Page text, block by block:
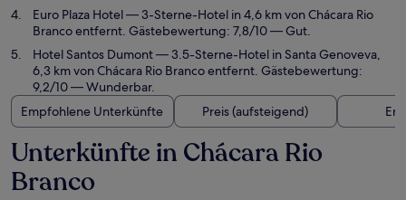
Euro Plaza Hotel— 3-Sterne-Hotel in 4,6 km von Chácara Rio
Branco entfernt. Gästebewertung: 7,8/10 — Gut.
Hotel Santos Dumont— 3.5-Sterne-Hotel in Santa Genoveva,
6,3 km von Chácara Rio Branco entfernt. Gästebewertung:
9,2/10 — Wunderbar.
Empfohlene Unterkünfte
Preis (aufsteigend)
Unterkünfte in Chácara Rio
Branco